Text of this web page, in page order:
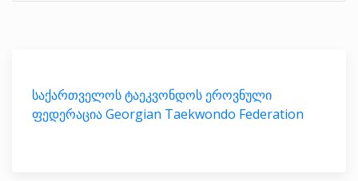
საქართველოს ტაეკვონდოს ეროვნული
ფედერაცია Georgian Taekwondo Federation